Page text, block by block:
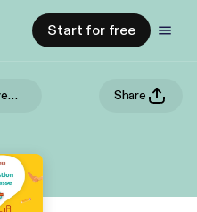
Start for free
Grandir, l’éducation en mouvement Share